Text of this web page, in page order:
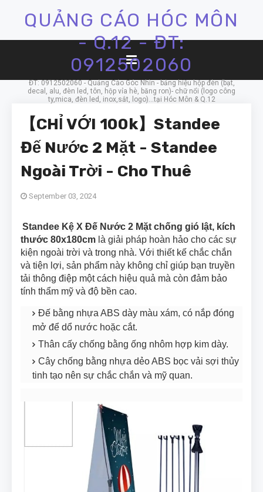
QUẢNG CÁO HÓC MÔN
- Q.12 - ĐT:
0912502060
ĐT: 0912502060 - Quảng Cáo Góc Nhìn - bảng hiệu hộp đèn (bạt,
decal, alu, đèn led, tôn, hộp vỉa hè, băng ron)- chữ nổi (logo công
ty,mica, đèn led, inox,sắt, logo)...tại Hóc Môn & Q.12
【CHỈ VỚI 100k】Standee
Đế Nước 2 Mặt - Standee
Ngoài Trời - Cho Thuê
September 03, 2024
Standee Kệ X Đế Nước 2 Mặt chống gió lật, kích
thước 80x180cm là giải pháp hoàn hảo cho các sự
kiện ngoài trời và trong nhà. Với thiết kế chắc chắn
và tiện lợi, sản phẩm này không chỉ giúp bạn truyền
tải thông điệp một cách hiệu quả mà còn đảm bảo
tính thẩm mỹ và độ bền cao.
Đế bằng nhựa ABS dày màu xám, có nắp đóng
mở để dổ nước hoặc cắt.
Thân cấy chống bằng ống nhôm hợp kim dày.
Cây chống bằng nhựa dẻo ABS bọc vải sợi thủy
tinh tạo nên sự chắc chắn và mỹ quan.